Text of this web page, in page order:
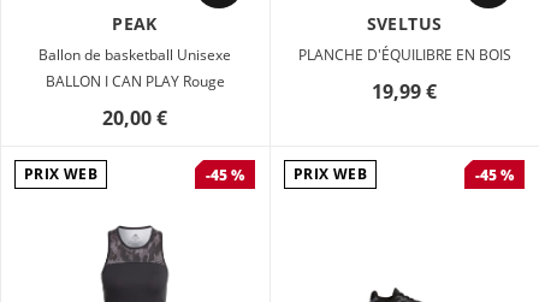
PEAK
Ballon de basketball Unisexe
BALLON I CAN PLAY Rouge
20,00 €
SVELTUS
PLANCHE D'ÉQUILIBRE EN BOIS
19,99 €
PRIX WEB -45 % PRIX WEB -45 %